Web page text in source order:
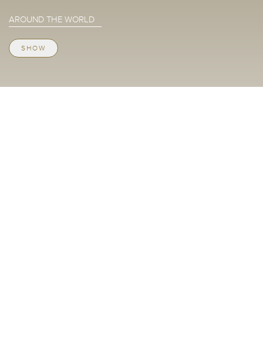
AROUND THE WORLD
SHOW